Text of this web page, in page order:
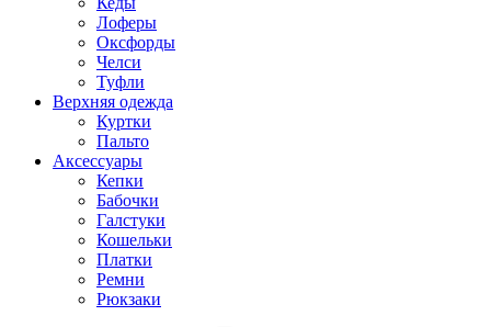
Лоферы
Оксфорды
Челси
Туфли
Верхняя одежда
Куртки
Пальто
Аксессуары
Кепки
Бабочки
Галстуки
Кошельки
Платки
Ремни
Рюкзаки